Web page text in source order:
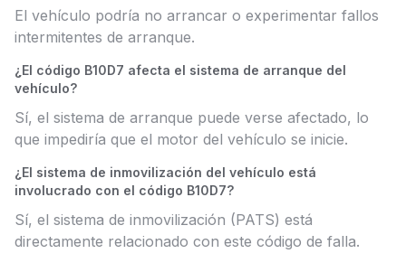
El vehículo podría no arrancar o experimentar fallos
intermitentes de arranque.
¿El código B10D7 afecta el sistema de arranque del
vehículo?
Sí, el sistema de arranque puede verse afectado, lo
que impediría que el motor del vehículo se inicie.
¿El sistema de inmovilización del vehículo está
involucrado con el código B10D7?
Sí, el sistema de inmovilización (PATS) está
directamente relacionado con este código de falla.